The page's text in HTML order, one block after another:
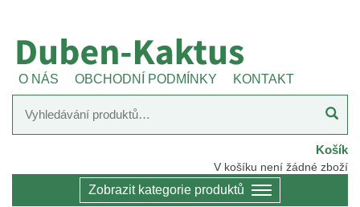
O NÁS OBCHODNÍ PODMÍNKY KONTAKT
Košík
V košíku není žádné zboží
Zobrazit kategorie produktů